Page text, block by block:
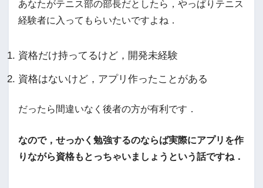
あなたがテニス部の部長だとしたら，やっぱりテニス
経験者に入ってもらいたいですよね．
資格だけ持ってるけど，開発未経験
資格はないけど，アプリ作ったことがある
だったら間違いなく後者の方が有利です．
なので，せっかく勉強するのならば実際にアプリを作
りながら資格もとっちゃいましょうという話ですね．